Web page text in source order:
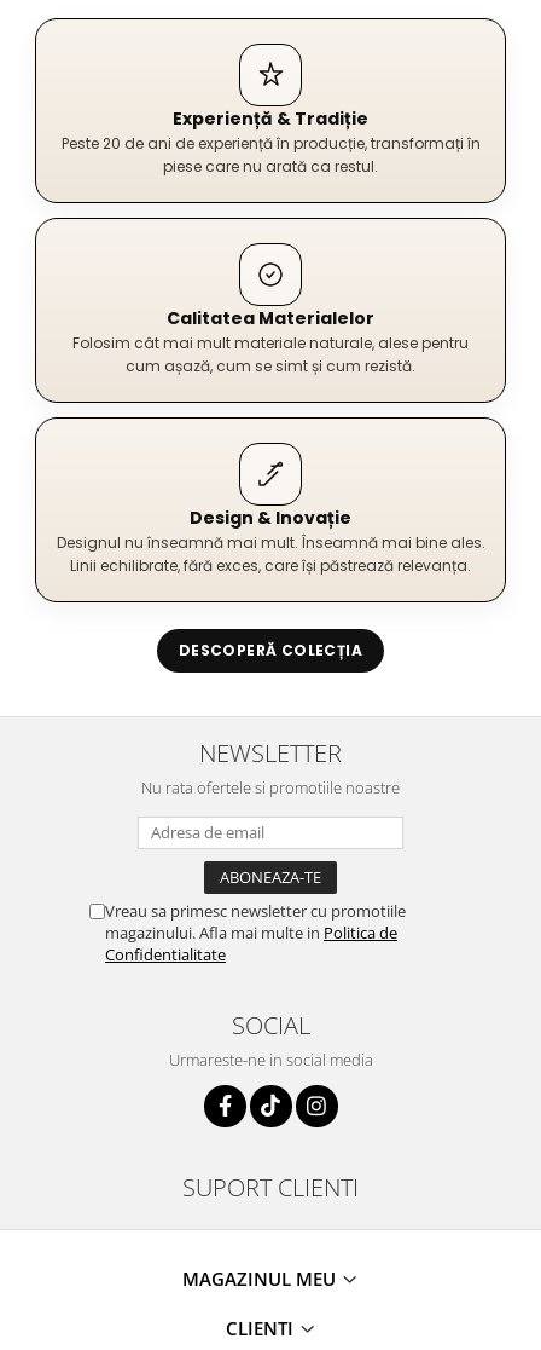
Experiență & Tradiție
Peste 20 de ani de experiență în producție, transformați în
piese care nu arată ca restul.
Calitatea Materialelor
Folosim cât mai mult materiale naturale, alese pentru
cum așază, cum se simt și cum rezistă.
Design & Inovație
Designul nu înseamnă mai mult. Înseamnă mai bine ales.
Linii echilibrate, fără exces, care își păstrează relevanța.
DESCOPERĂ COLECȚIA
NEWSLETTER
Nu rata ofertele si promotiile noastre
Vreau sa primesc newsletter cu promotiile
magazinului. Afla mai multe in Politica de
Confidentialitate
SOCIAL
Urmareste-ne in social media
SUPORT CLIENTI
MAGAZINUL MEU
CLIENTI